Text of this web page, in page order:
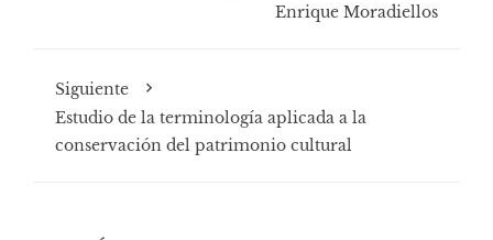
Enrique Moradiellos
Siguiente
Estudio de la terminología aplicada a la
conservación del patrimonio cultural